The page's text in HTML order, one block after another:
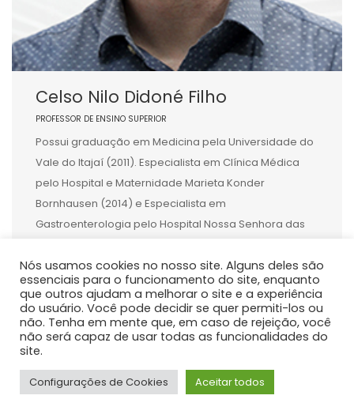
Celso Nilo Didoné Filho
PROFESSOR DE ENSINO SUPERIOR
Possui graduação em Medicina pela Universidade do
Vale do Itajaí (2011). Especialista em Clínica Médica
pelo Hospital e Maternidade Marieta Konder
Bornhausen (2014) e Especialista em
Gastroenterologia pelo Hospital Nossa Senhora das
Hepatologia desde 2018. Mestre e Doutor em Medicina
Interna pelo Hospital de Clínicas da Universidade
Federal […]
Nós usamos cookies no nosso site. Alguns deles são
essenciais para o funcionamento do site, enquanto
que outros ajudam a melhorar o site e a experiência
do usuário. Você pode decidir se quer permiti-los ou
não. Tenha em mente que, em caso de rejeição, você
não será capaz de usar todas as funcionalidades do
site.
Configurações de Cookies Aceitar todos